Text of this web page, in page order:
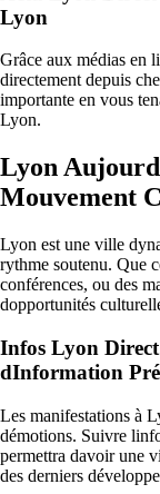
Lyon
Grâce aux médias en
directement depuis
importante en vous
Lyon.
Lyon
Mouvement
Lyon est une ville
rythme soutenu. Que
conférences, ou des
dopportunités
Infos Lyon
dInformation
Les manifestations à
démotions. Suivre
permettra davoir une
des derniers